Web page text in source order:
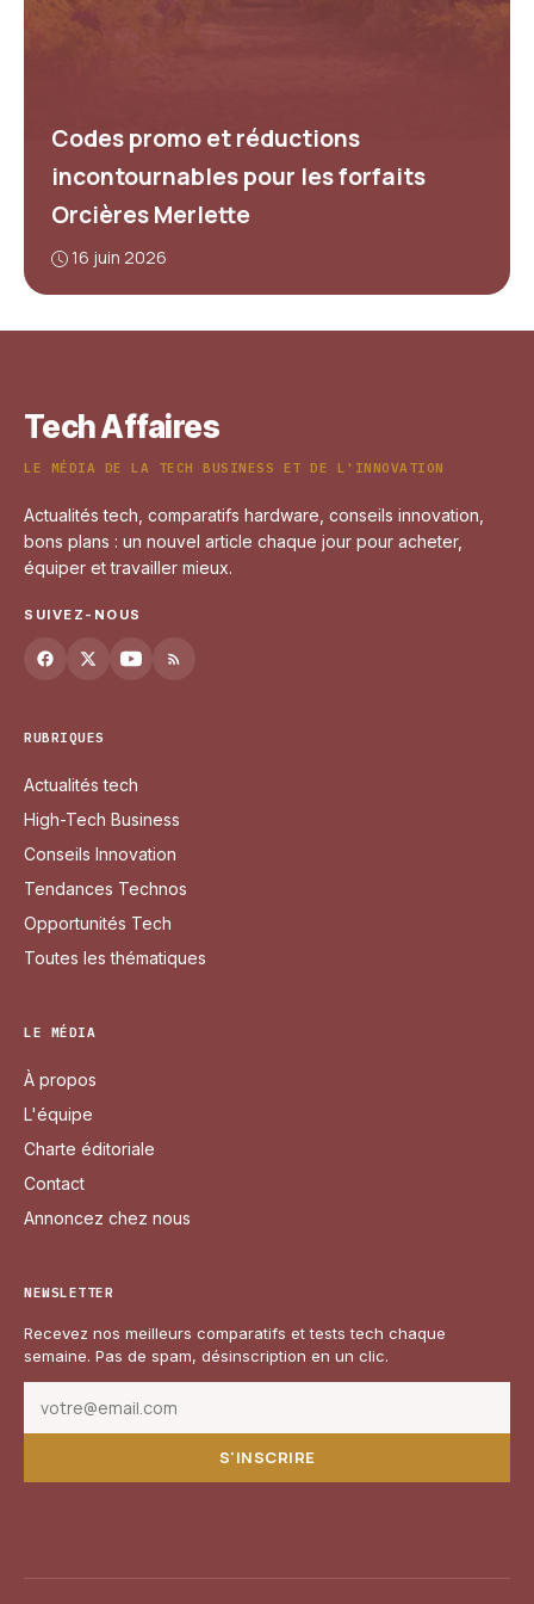
Codes promo et réductions
incontournables pour les forfaits
Orcières Merlette
16 juin 2026
Tech Affaires
LE MÉDIA DE LA TECH BUSINESS ET DE L'INNOVATION
Actualités tech, comparatifs hardware, conseils innovation,
bons plans : un nouvel article chaque jour pour acheter,
équiper et travailler mieux.
SUIVEZ-NOUS
RUBRIQUES
Actualités tech
High-Tech Business
Conseils Innovation
Tendances Technos
Opportunités Tech
Toutes les thématiques
LE MÉDIA
À propos
L'équipe
Charte éditoriale
Contact
Annoncez chez nous
NEWSLETTER
Recevez nos meilleurs comparatifs et tests tech chaque
semaine. Pas de spam, désinscription en un clic.
S'INSCRIRE